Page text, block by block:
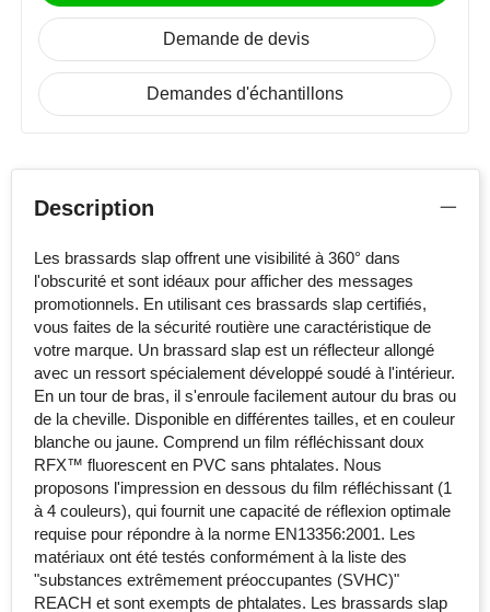
Vinga
Waterman
Demande de devis
Demandes d'échantillons
Description
Les brassards slap offrent une visibilité à 360° dans
l'obscurité et sont idéaux pour afficher des messages
promotionnels. En utilisant ces brassards slap certifiés,
vous faites de la sécurité routière une caractéristique de
votre marque. Un brassard slap est un réflecteur allongé
avec un ressort spécialement développé soudé à l'intérieur.
En un tour de bras, il s'enroule facilement autour du bras ou
de la cheville. Disponible en différentes tailles, et en couleur
blanche ou jaune. Comprend un film réfléchissant doux
RFX™ fluorescent en PVC sans phtalates. Nous
proposons l'impression en dessous du film réfléchissant (1
à 4 couleurs), qui fournit une capacité de réflexion optimale
requise pour répondre à la norme EN13356:2001. Les
matériaux ont été testés conformément à la liste des
"substances extrêmement préoccupantes (SVHC)"
REACH et sont exempts de phtalates. Les brassards slap